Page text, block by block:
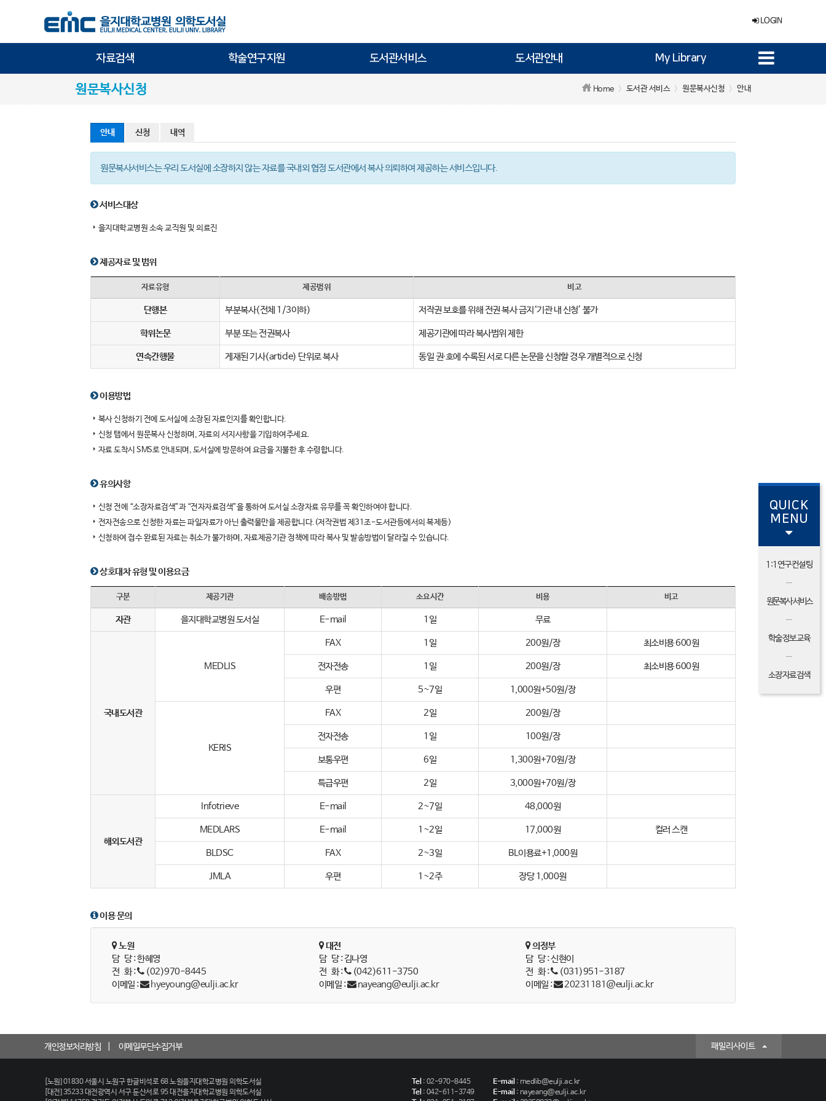
LOGIN
자료검색 학술연구지원 도서관서비스 도서관안내 My Library
원문복사신청 Home 도서관 서비스 원문복사신청 안내
안내 신청 내역
원문복사서비스는 우리 도서실에 소장하지 않는 자료를 국내외 협정 도서관에서 복사 의뢰하여 제공하는 서비스입니다.
서비스대상
을지대학교병원 소속 교직원 및 의료진
제공자료 및 범위
자료유형 제공범위 비고
단행본 부분복사(전체 1/3이하) 저작권 보호를 위해 전권 복사 금지‘기관 내 신청’ 불가
학위논문 부분 또는 전권복사 제공기관에 따라 복사범위 제한
연속간행물 게재된 기사(article) 단위로 복사 동일 권∙호에 수록된 서로 다른 논문을 신청할 경우 개별적으로 신청
이용방법
복사 신청하기 전에 도서실에 소장된 자료인지를 확인합니다.
신청 탭에서 원문복사 신청하며, 자료의 서지사항을 기입하여주세요.
자료 도착시 SMS로 안내되며, 도서실에 방문하여 요금을 지불한 후 수령합니다.
유의사항
신청 전에 “소장자료검색”과 “전자자료검색”을 통하여 도서실 소장자료 유무를 꼭 확인하여야 합니다.
전자전송으로 신청한 자료는 파일자료가 아닌 출력물만을 제공합니다.(저작권법 제31조-도서관등에서의 복제등)
신청하여 접수 완료된 자료는 취소가 불가하며, 자료제공기관 정책에 따라 복사 및 발송방법이 달라질 수 있습니다.
상호대차 유형 및 이용요금
구분 제공기관 배송방법 소요시간 비용 비고
자관 을지대학교병원 도서실 E-mail 1일 무료
국내도서관
MEDLIS
FAX 1일 200원/장 최소비용 600원
전자전송 1일 200원/장 최소비용 600원
우편 5~7일 1,000원+50원/장
KERIS
FAX 2일 200원/장
전자전송 1일 100원/장
보통우편 6일 1,300원+70원/장
특급우편 2일 3,000원+70원/장
해외도서관
Infotrieve E-mail 2~7일 48,000원
MEDLARS E-mail 1~2일 17,000원 컬러 스캔
BLDSC FAX 2~3일 BL이용료+1,000원
JMLA 우편 1~2주 장당 1,000원
이용 문의
노원
담 당 : 한혜영
전 화 :
(02)970-8445
이메일 :
hyeyoung@eulji.ac.kr
대전
담 당 : 김나영
전 화 :
(042)611-3750
이메일 :
nayeang@eulji.ac.kr
의정부
담 당 : 신현이
전 화 :
(031)951-3187
이메일 :
20231181@eulji.ac.kr
QUICK
MENU
1:1연구컨설팅
원문복사 서비스
학술정보교육
소장자료검색
개인정보처리방침 이메일무단수집거부 패밀리사이트
[노원] 01830 서울시 노원구 한글비석로 68 노원을지대학교병원 의학도서실 Tel: 02-970-8445 E-mail: medlib@eulji.ac.kr
[대전] 35233 대전광역시 서구 둔산서로 95 대전을지대학교병원 의학도서실
Tel: 042-611-3749 E-mail: nayeang@eulji.ac.kr